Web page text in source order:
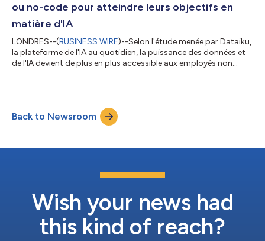
ou no-code pour atteindre leurs objectifs en
matière d'IA
LONDRES--(BUSINESS WIRE)--Selon l'étude menée par Dataiku,
la plateforme de l'IA au quotidien, la puissance des données et
de l'IA devient de plus en plus accessible aux employés non
d'entreprises actifs sur les plateformes de science des données
et les modèles d'IA au sein de l'entreprise. Elle a identifié une...
Back to Newsroom
Wish your news had
this kind of reach?